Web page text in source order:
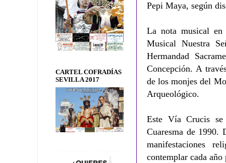
Pepi Maya, según
La nota musical
Musical Nuestra
Hermandad
Concepción. A
de los monjes del
Arqueológico.
Este Vía Crucis
Cuaresma de 1990.
manifestaciones
contemplar cada
CARTEL COFRADÍAS
SEVILLA 2017